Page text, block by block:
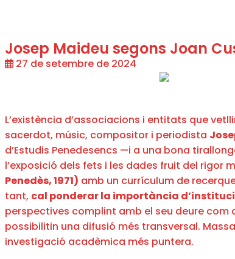
Josep Maideu segons Joan
27 de setembre de 2024
L’existència d’associacions i entitats que
sacerdot, músic, compositor i periodista
d’Estudis Penedesencs —i a una bona
l’exposició dels fets i les dades fruit del rigor
Penedès, 1971) amb un currículum de
tant, cal ponderar la importància
perspectives complint amb el seu deure com
possibilitin una difusió més transversal.
investigació acadèmica més puntera.